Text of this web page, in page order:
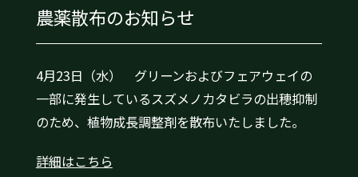
農薬散布のお知らせ
4月23日（水） グリーンおよびフェアウェイの
一部に発生しているスズメノカタビラの出穂抑制
のため、植物成長調整剤を散布いたしました。
詳細はこちら